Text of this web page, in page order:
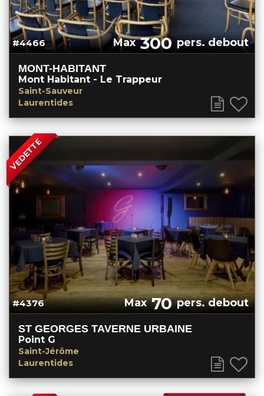
#4466 Max300pers. debout
MONT-HABITANT
Mont Habitant - Le Trappeur
Saint-Sauveur
Laurentides
VEDETTE
#4376 Max70pers. debout
ST GEORGES TAVERNE URBAINE
Point G
Saint-Jérôme
Laurentides